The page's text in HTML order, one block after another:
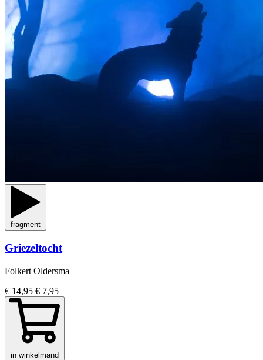
fragment
Griezeltocht
Folkert Oldersma
€ 14,95 € 7,95
in winkelmand